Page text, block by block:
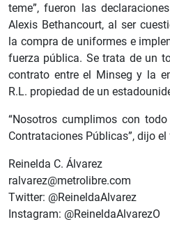
teme”, fueron las
Alexis Bethancourt, al ser
la compra de uniformes e
fuerza pública. Se trata de un
contrato entre el Minseg y la
R.L. propiedad de un
“Nosotros cumplimos con
Contrataciones Públicas”, dijo
Reinelda C. Álvarez
ralvarez@metrolibre.com
Twitter: @ReineldaAlvarez
Instagram: @ReineldaAlvarezO